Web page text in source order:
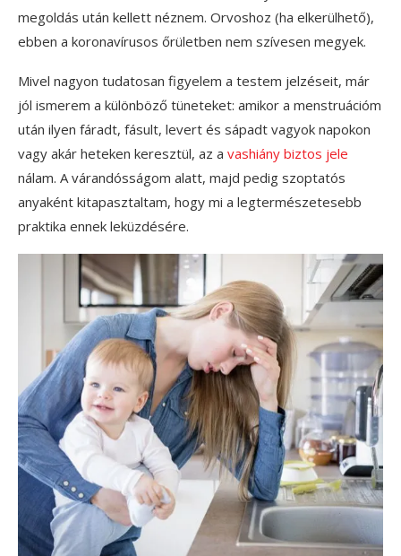
megoldás után kellett néznem. Orvoshoz (ha elkerülhető),
ebben a koronavírusos őrületben nem szívesen megyek.
Mivel nagyon tudatosan figyelem a testem jelzéseit, már
jól ismerem a különböző tüneteket: amikor a menstruációm
után ilyen fáradt, fásult, levert és sápadt vagyok napokon
vagy akár heteken keresztül, az a vashiány biztos jele
nálam. A várandósságom alatt, majd pedig szoptatós
anyaként kitapasztaltam, hogy mi a legtermészetesebb
praktika ennek leküzdésére.